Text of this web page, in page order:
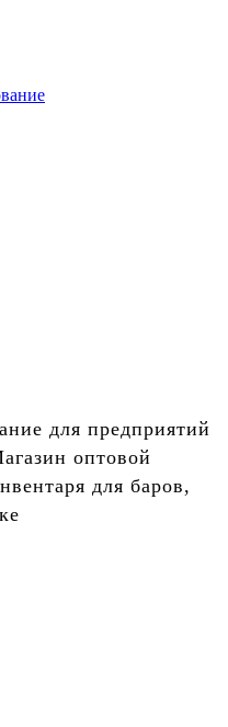
для предприятий
оптовой
для баров,